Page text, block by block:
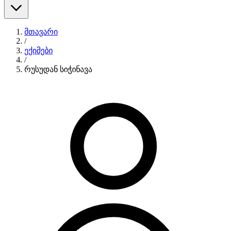
მთავარი
/
ექიმები
/
რუსუდან სიჭინავა